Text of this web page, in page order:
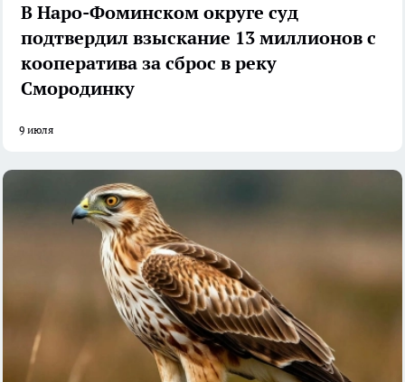
В Наро-Фоминском округе суд
подтвердил взыскание 13 миллионов с
кооператива за сброс в реку
Смородинку
9 июля